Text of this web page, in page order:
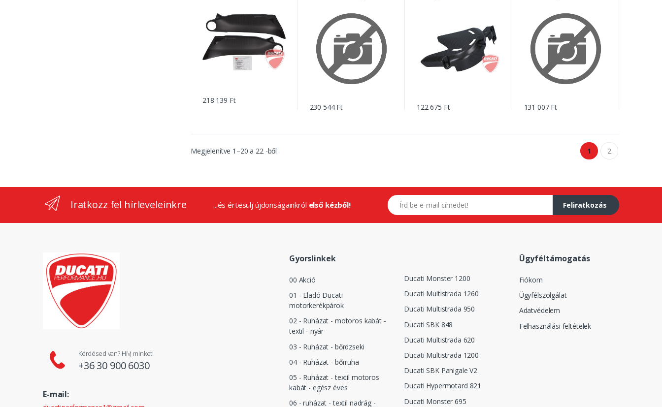
218 139 Ft
96981291AA
230 544 Ft 122 675 Ft 131 007 Ft
Megjelenítve 1 –20 a 22-ből 1 2
Iratkozz fel hírleveleinkre ...és értesülj újdonságainkról első kézből!
E-mail címed
Feliratkozás
Kérdésed van? Hívj minket!
+36 30 900 6030
E-mail:
Gyorslinkek
00 Akció
01 - Eladó Ducati
motorkerékpárok
02 - Ruházat - motoros kabát -
textil - nyár
03 - Ruházat - bőrdzseki
04 - Ruházat - bőrruha
05 - Ruházat - textil motoros
kabát - egész éves
06 - ruházat - textil nadrág -
Ducati Monster 1200
Ducati Multistrada 1260
Ducati Multistrada 950
Ducati SBK 848
Ducati Multistrada 620
Ducati Multistrada 1200
Ducati SBK Panigale V2
Ducati Hypermotard 821
Ducati Monster 695
Ügyféltámogatás
Fiókom
Ügyfélszolgálat
Adatvédelem
Felhasználási feltételek